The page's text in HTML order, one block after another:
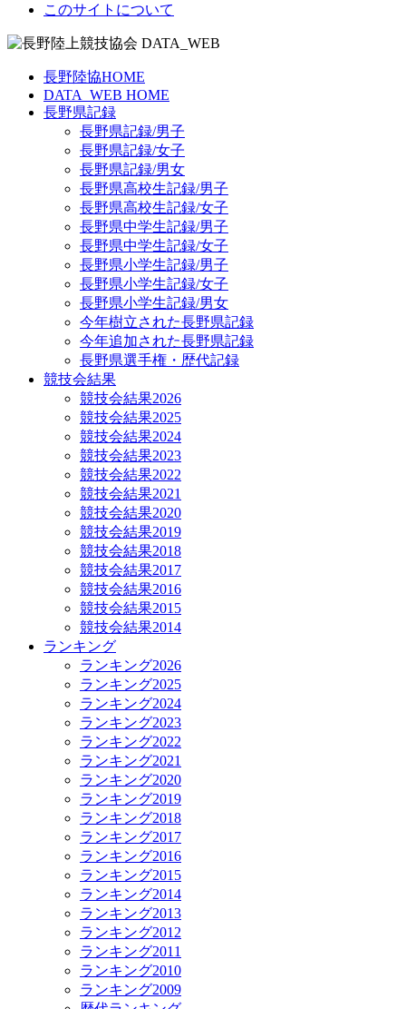
このサイトについて
長野陸協HOME
DATA_WEB HOME
長野県記録
長野県記録/男子
長野県記録/女子
長野県記録/男女
長野県高校生記録/男子
長野県高校生記録/女子
長野県中学生記録/男子
長野県中学生記録/女子
長野県小学生記録/男子
長野県小学生記録/女子
長野県小学生記録/男女
今年樹立された長野県記録
今年追加された長野県記録
長野県選手権・歴代記録
競技会結果
競技会結果2026
競技会結果2025
競技会結果2024
競技会結果2023
競技会結果2022
競技会結果2021
競技会結果2020
競技会結果2019
競技会結果2018
競技会結果2017
競技会結果2016
競技会結果2015
競技会結果2014
ランキング
ランキング2026
ランキング2025
ランキング2024
ランキング2023
ランキング2022
ランキング2021
ランキング2020
ランキング2019
ランキング2018
ランキング2017
ランキング2016
ランキング2015
ランキング2014
ランキング2013
ランキング2012
ランキング2011
ランキング2010
ランキング2009